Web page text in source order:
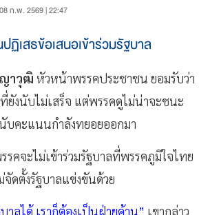
08 ก.พ. 2569 | 22:47
ฏิเสธข้อเสนอเข้าร่วมรัฐบาล
าวุฒิ หัวหน้าพรรคประชาชน ยอมรับว่า
ยังนับไม่เสร็จ แต่พรรคดูไม่น่าจะชนะ
บคะแนนกำลังทยอยออกมา
คจะไม่เข้าร่วมรัฐบาลที่พรรคภูมิใจไทย
ดตั้งรัฐบาลแข่งขันด้วย
าลได้ เราก็ต้องเป็นฝ่ายค้าน” เขากล่าว